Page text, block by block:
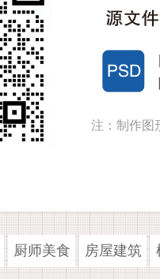
注：制作图
厨师美食 房屋建筑